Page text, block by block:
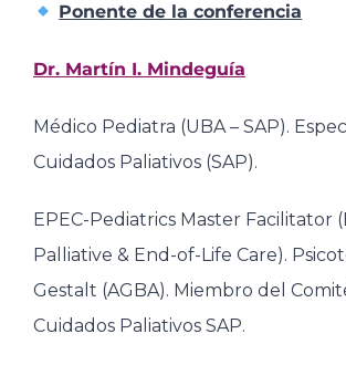
Ponente de la conferencia
Dr. Martín I. Mindeguía
Médico Pediatra (UBA – SAP).
Cuidados Paliativos (SAP).
EPEC-Pediatrics Master Facilitator
Palliative & End-of-Life Care).
Gestalt (AGBA). Miembro del
Cuidados Paliativos SAP.